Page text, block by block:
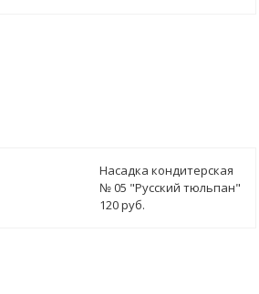
Насадка кондитерская
№ 05 "Русский тюльпан"
120 руб.